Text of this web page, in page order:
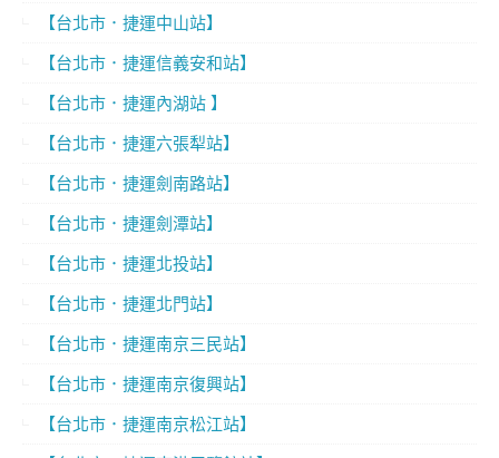
【台北市．捷運中山站】
【台北市．捷運信義安和站】
【台北市．捷運內湖站 】
【台北市．捷運六張犁站】
【台北市．捷運劍南路站】
【台北市．捷運劍潭站】
【台北市．捷運北投站】
【台北市．捷運北門站】
【台北市．捷運南京三民站】
【台北市．捷運南京復興站】
【台北市．捷運南京松江站】